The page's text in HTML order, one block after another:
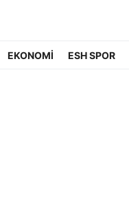
EKONOMİ ESH SPOR